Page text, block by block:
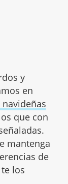
y
en
que con
mantenga
de
te los